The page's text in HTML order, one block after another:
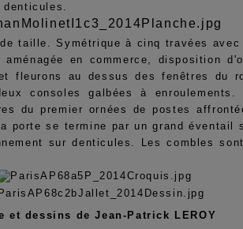
denticules.
taille. Symétrique à cinq travées
en commerce, disposition
fleurons au dessus des fenêtres du
consoles galbées à enroulements.
du premier ornées de postes
porte se termine par un grand éventail
sur denticules. Les combles
et dessins de Jean-Patrick LEROY